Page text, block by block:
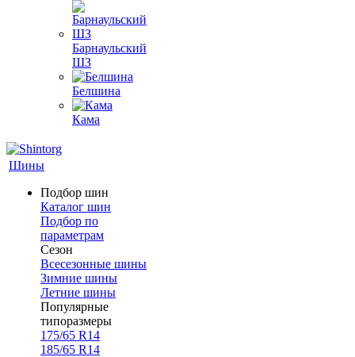
Барнаульский
ШЗ
Белшина
Кама
Шины
Подбор шин
Каталог шин
Подбор по
параметрам
Сезон
Всесезонные шины
Зимние шины
Летние шины
Популярные
типоразмеры
175/65 R14
185/65 R14